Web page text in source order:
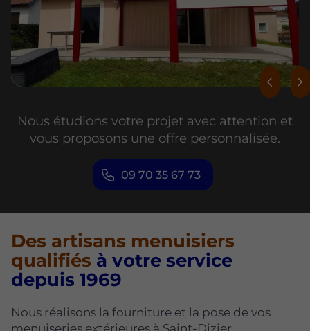
Nous étudions votre projet avec attention et
vous proposons une offre personnalisée.
09 70 35 67 73
Des artisans menuisiers
qualifiés à votre service
depuis 1969
Nous réalisons la fourniture et la pose de vos
menuiseries extérieures à Saint-Dizier.